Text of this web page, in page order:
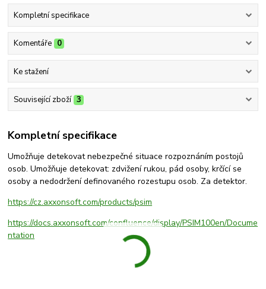
Kompletní specifikace
Komentáře 0
Ke stažení
Související zboží 3
Kompletní specifikace
Umožňuje detekovat nebezpečné situace rozpoznáním postojů
osob. Umožňuje detekovat: zdvižení rukou, pád osoby, krčící se
osoby a nedodržení definovaného rozestupu osob. Za detektor.
https://cz.axxonsoft.com/products/psim
https://docs.axxonsoft.com/confluence/display/PSIM100en/Docume
ntation